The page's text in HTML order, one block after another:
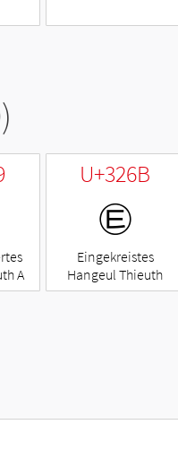
A
U+326B
㉫
Eingekreistes
Hangeul Thieuth